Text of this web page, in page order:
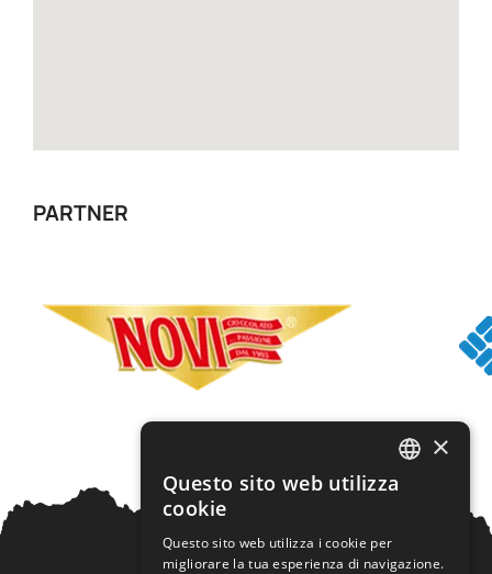
PARTNER
×
Questo sito web utilizza
cookie
Questo sito web utilizza i cookie per
migliorare la tua esperienza di navigazione.